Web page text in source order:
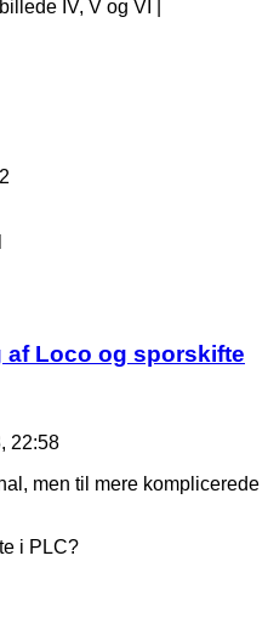
IV, V og VI |
af Loco og sporskifte
22:58
men til mere komplicerede
i PLC?